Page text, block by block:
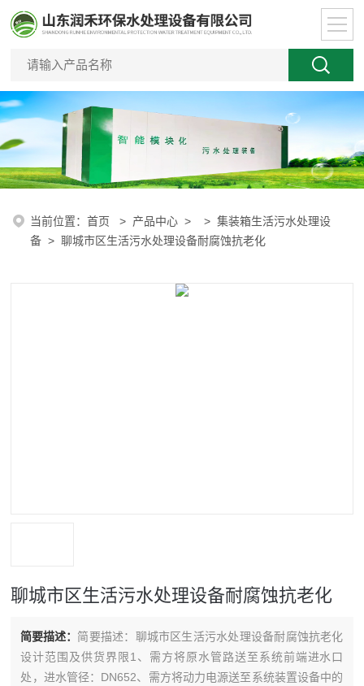
当前位置：首页 > 产品中心 > >集装箱生活污水处理设
备 > 聊城市区生活污水处理设备耐腐蚀抗老化
聊城市区生活污水处理设备耐腐蚀抗老化
简要描述： 简要描述：聊城市区生活污水处理设备耐腐蚀抗老化
设计范围及供货界限1、需方将原水管路送至系统前端进水口
处，进水管径：DN652、需方将动力电源送至系统装置设备中的